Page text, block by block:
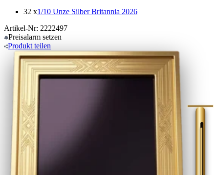
32 x1/10 Unze Silber Britannia 2026
Artikel-Nr: 2222497
Preisalarm setzen
Produkt teilen